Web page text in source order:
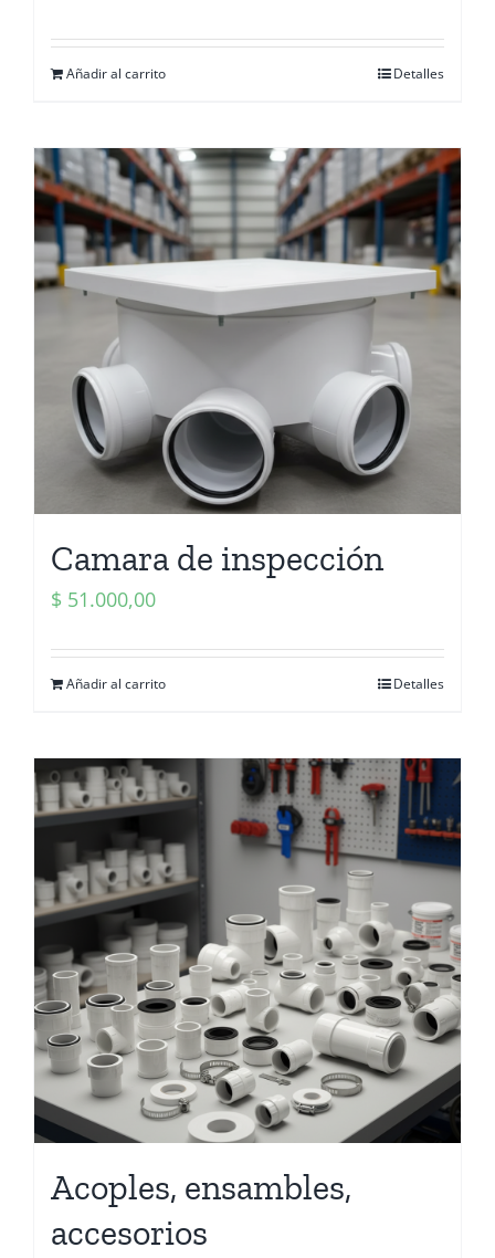
Añadir al carrito Detalles
Camara de inspección
$ 51.000,00
Añadir al carrito Detalles
Acoples, ensambles,
accesorios